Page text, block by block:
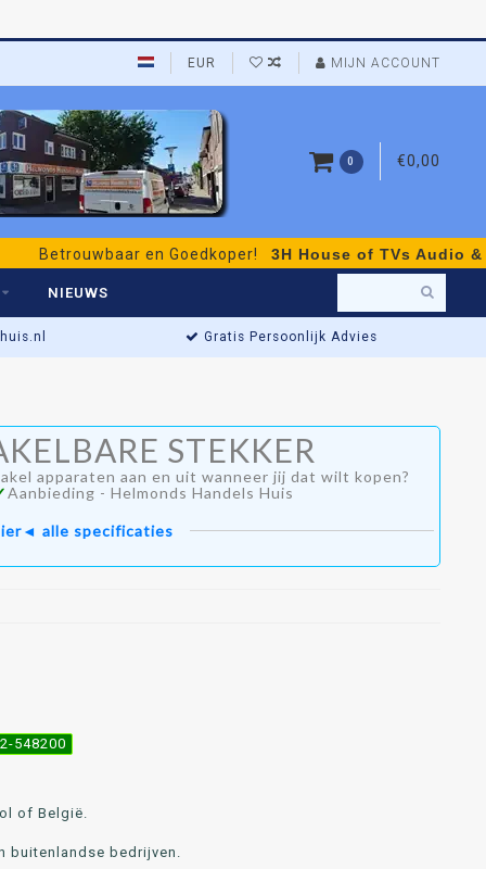
EUR MIJN ACCOUNT
0 €0,00
en Goedkoper!3H House of TVs Audio & Video-
NIEUWS
Gratis Persoonlijk Advies
STEKKER
apparaten aan en uit wanneer jij dat wilt kopen?
Aanbieding - Helmonds Handels Huis
alle specificaties
548200
of België.
bedrijven.